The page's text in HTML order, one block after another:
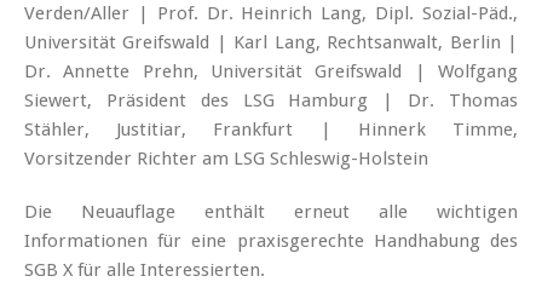
Verden/Aller | Prof. Dr. Heinrich Lang, Dipl. Sozial-Päd.,
Universität Greifswald | Karl Lang, Rechtsanwalt, Berlin |
Dr. Annette Prehn, Universität Greifswald | Wolfgang
Siewert, Präsident des LSG Hamburg | Dr. Thomas
Stähler, Justitiar, Frankfurt | Hinnerk Timme,
Vorsitzender Richter am LSG Schleswig-Holstein
Die Neuauflage enthält erneut alle wichtigen
Informationen für eine praxisgerechte Handhabung des
SGB X für alle Interessierten.